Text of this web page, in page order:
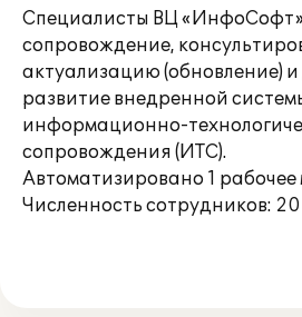
Специалисты ВЦ
сопровождение,
актуализацию (обновление)
развитие внедренной
информационно-
сопровождения (ИТС).
Автоматизировано 1 рабочее
Численность сотрудников: 20